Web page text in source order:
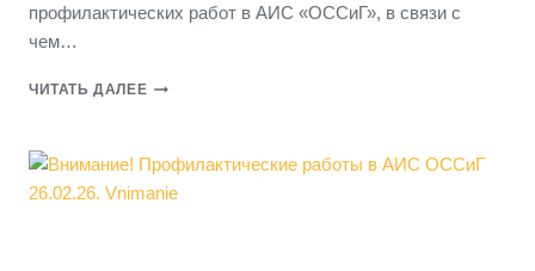
профилактических работ в АИС «ОССиГ», в связи с
чем…
ЧИТАТЬ ДАЛЕЕ ВНИМАНИЕ!
АИС
ОССИГ